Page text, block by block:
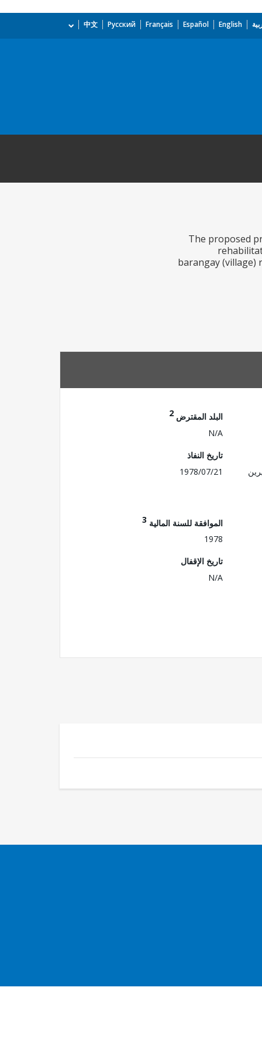
English
Español
Français
Русский
中文
The proposed
barangay (village)
البلد المقترض 2
N/A
تاريخ النفاذ
1978/07/21
الموافقة للسنة المالية 3
1978
تاريخ الإقفال
N/A